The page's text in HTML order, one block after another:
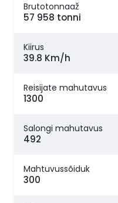
Brutotonnaaž
57 958 tonni
Kiirus
39.8 Km/h
Reisijate mahutavus
1300
Salongi mahutavus
492
Mahtuvussõiduk
300